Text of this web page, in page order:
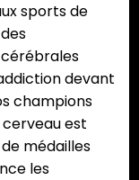
sports de
devant
champions
est
médailles
les